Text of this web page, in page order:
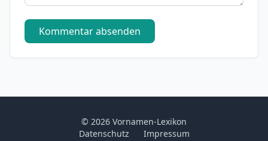
Kommentar absenden
© 2026 Vornamen-Lexikon
Datenschutz
Impressum